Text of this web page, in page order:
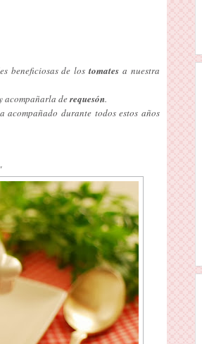
beneficiosas de lostomates a nuestra
acompañarla derequesón.
durante todos estos años